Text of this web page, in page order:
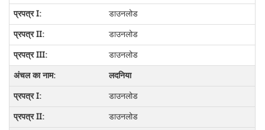
डाउनलोड
डाउनलोड
डाउनलोड
लदनिया
डाउनलोड
डाउनलोड